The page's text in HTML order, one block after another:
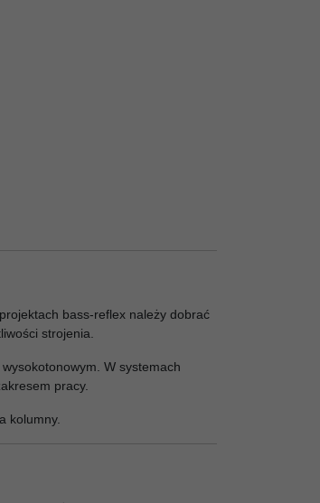
bass-reflex należy dobrać
strojenia.
W systemach
pracy.
kolumny.